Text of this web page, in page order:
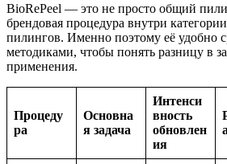
BioRePeel — это не просто общий
брендовая процедура внутри
пилингов. Именно поэтому её удобно
методиками, чтобы понять разницу в
применения.
Процеду
ра
Основна
я задача
Интенси
вность
обновлен
ия